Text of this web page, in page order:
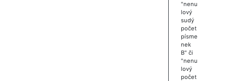
"nenu
lový
sudý
počet
písme
nek
B" či
"nenu
lový
počet